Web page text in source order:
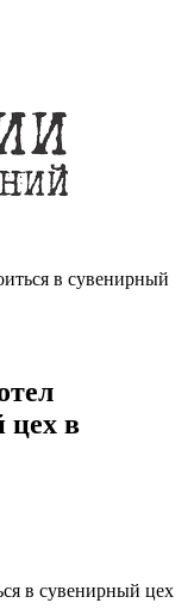
в сувенирный
цех в